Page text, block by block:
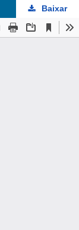
Baixar